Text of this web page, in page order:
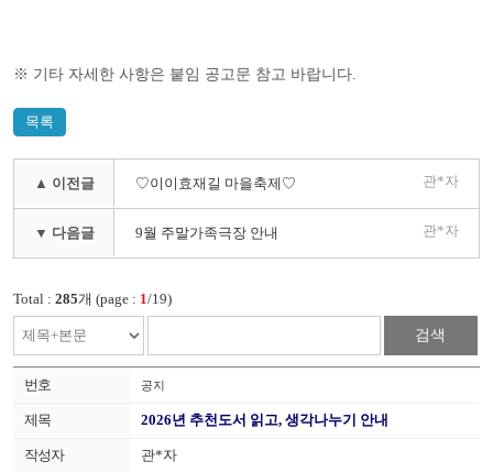
※ 기타 자세한 사항은 붙임 공고문 참고 바랍니다.
목록
▲ 이전글 ♡이이효재길 마을축제♡ 관*자
▼ 다음글 9월 주말가족극장 안내 관*자
Total : 285개 (page : 1/19)
검색
공지
2026년 추천도서 읽고, 생각나누기 안내
관*자